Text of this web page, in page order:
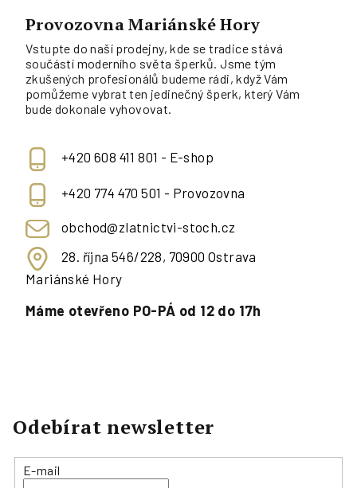
Provozovna Mariánské Hory
Vstupte do naší prodejny, kde se tradice stává
součástí moderního světa šperků. Jsme tým
zkušených profesionálů budeme rádi, když Vám
pomůžeme vybrat ten jedinečný šperk, který Vám
bude dokonale vyhovovat.
+420 608 411 801 - E-shop
+420 774 470 501 - Provozovna
obchod@zlatnictvi-stoch.cz
28. října 546/228, 70900 Ostrava
Mariánské Hory
Máme otevřeno PO-PÁ od 12 do 17h
Odebírat newsletter
E-mail